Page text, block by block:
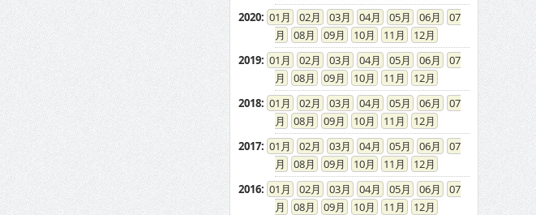
2020: 01 02 03 04 05 06
07
08
09 10 11
12
2019: 01 02 03 04 05 06
07
08
09 10 11
12
2018: 01 02 03 04 05 06
07
08
09 10 11
12
2017: 01 02 03 04 05 06
07
08
09 10 11
12
2016: 01 02 03 04 05 06
07
08
09 10 11
12